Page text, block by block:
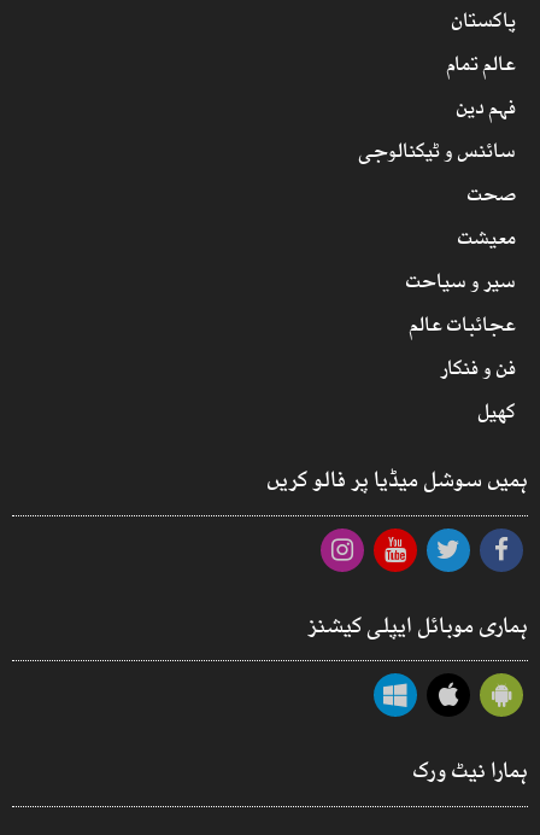
پاکستان
عالم تمام
فہم دین
سائنس و ٹیکنالوجی
صحت
معیشت
سیر و سیاحت
عجائبات عالم
فن و فنکار
کھیل
ہمیں سوشل میڈیا پر فالو کریں
ہماری موبائل ایپلی کیشنز
ہمارا نیٹ ورک